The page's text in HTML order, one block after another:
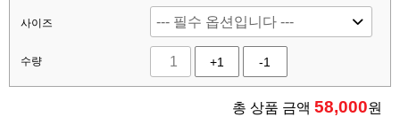
사이즈
수량 +1 -1
총 상품 금액 58,000원